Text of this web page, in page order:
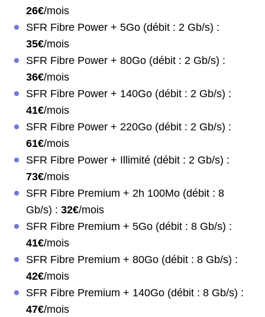
26€/mois
SFR Fibre Power + 5Go (débit : 2 Gb/s) :
35€/mois
SFR Fibre Power + 80Go (débit : 2 Gb/s) :
36€/mois
SFR Fibre Power + 140Go (débit : 2 Gb/s) :
41€/mois
SFR Fibre Power + 220Go (débit : 2 Gb/s) :
61€/mois
SFR Fibre Power + Illimité (débit : 2 Gb/s) :
73€/mois
SFR Fibre Premium + 2h 100Mo (débit : 8
Gb/s) : 32€/mois
SFR Fibre Premium + 5Go (débit : 8 Gb/s) :
41€/mois
SFR Fibre Premium + 80Go (débit : 8 Gb/s) :
42€/mois
SFR Fibre Premium + 140Go (débit : 8 Gb/s) :
47€/mois